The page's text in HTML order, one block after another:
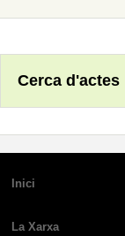
Cerca d'actes
Inici
La Xarxa